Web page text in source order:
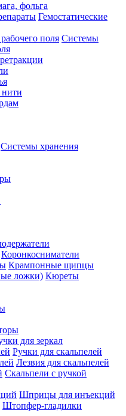
фольга
Гемостатические
Системы
Системы хранения
Коронкосниматели
Крампонные щипцы
Кюреты
для зеркал
Ручки для скальпелей
Лезвия для скальпелей
Скальпели с ручкой
Шприцы для инъекций
Штопфер-гладилки